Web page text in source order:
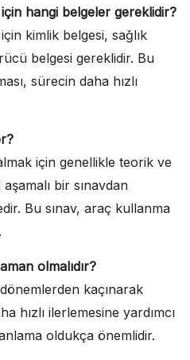
için hangi belgeler gereklidir?
kimlik belgesi, sağlık
belgesi gereklidir. Bu
sürecin daha hızlı
için genellikle teorik ve
bir sınavdan
Bu sınav, araç kullanma
olmalıdır?
kaçınarak
hızlı ilerlemesine yardımcı
oldukça önemlidir.